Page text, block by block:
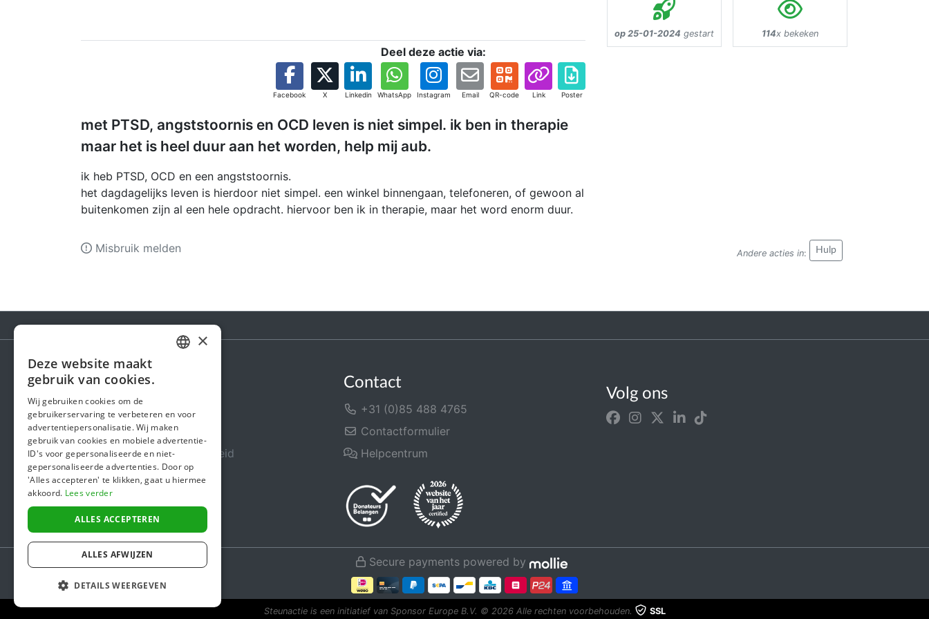
Deel deze actie via:
Facebook X Linkedin WhatsApp Instagram Email QR-code Link Poster
met PTSD, angststoornis en OCD leven is niet simpel. ik ben in therapie
maar het is heel duur aan het worden, help mij aub.
ik heb PTSD, OCD en een angststoornis.
het dagdagelijks leven is hierdoor niet simpel. een winkel binnengaan, telefoneren, of gewoon al
buitenkomen zijn al een hele opdracht. hiervoor ben ik in therapie, maar het word enorm duur.
op 25-01-2024 gestart 114x bekeken
Andere acties in: Hulp
Misbruik melden
Steunactie
Over ons
In de media
Veiligheid & Betrouwbaarheid
Algemene voorwaarden
Privacybeleid
Cookiebeleid
Contact
+31 (0)85 488 4765
Contactformulier
Helpcentrum
Volg ons
Secure payments powered by
Steunactie is een initiatief van Sponsor Europe B.V. © 2026 Alle rechten voorbehouden. SSL
ENGLISH
×
Deze website maakt
gebruik van cookies.
Wij gebruiken cookies om de
gebruikerservaring te verbeteren en voor
advertentiepersonalisatie. Wij maken
gebruik van cookies en mobiele advertentie-
ID's voor gepersonaliseerde en niet-
gepersonaliseerde advertenties. Door op
'Alles accepteren' te klikken, gaat u hiermee
akkoord. Lees verder
ALLES ACCEPTEREN
ALLES AFWIJZEN
DETAILS WEERGEVEN